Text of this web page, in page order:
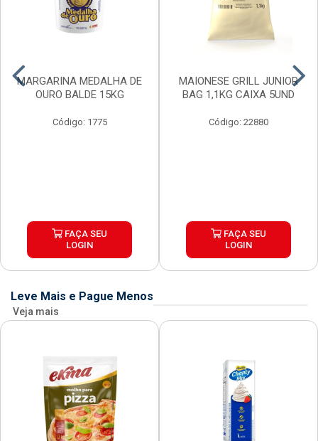
MARGARINA MEDALHA DE
OURO BALDE 15KG
Código: 1775
FAÇA SEU
LOGIN
MAIONESE GRILL JUNIOR
BAG 1,1KG CAIXA 5UND
Código: 22880
FAÇA SEU
LOGIN
Leve Mais e Pague Menos
Veja mais